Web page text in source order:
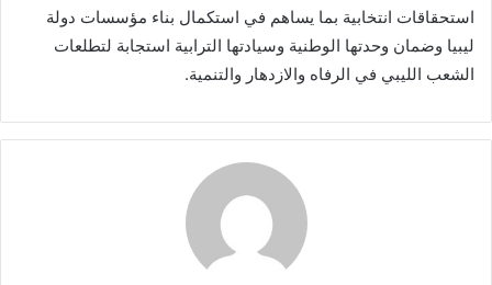
استحقاقات انتخابية بما يساهم في استكمال بناء مؤسسات دولة
ليبيا وضمان وحدتها الوطنية وسيادتها الترابية استجابة لتطلعات
الشعب الليبي في الرفاه والازدهار والتنمية.